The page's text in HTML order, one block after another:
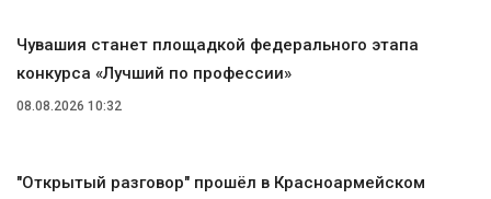
Чувашия станет площадкой федерального этапа
конкурса «Лучший по профессии»
08.08.2026 10:32
"Открытый разговор" прошёл в Красноармейском